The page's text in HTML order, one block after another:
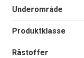
Underområde
Produktklasse
Råstoffer